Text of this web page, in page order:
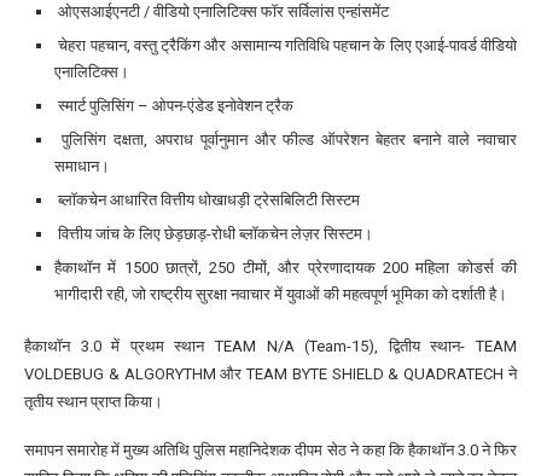
ओएसआईएनटी / वीडियो एनालिटिक्स फॉर सर्विलांस एन्हांसमेंट
चेहरा पहचान, वस्तु ट्रैकिंग और असामान्य गतिविधि पहचान के लिए एआई-पावर्ड वीडियो
एनालिटिक्स।
स्मार्ट पुलिसिंग – ओपन-एंडेड इनोवेशन ट्रैक
पुलिसिंग दक्षता, अपराध पूर्वानुमान और फील्ड ऑपरेशन बेहतर बनाने वाले नवाचार
समाधान।
ब्लॉकचेन आधारित वित्तीय धोखाधड़ी ट्रेसबिलिटी सिस्टम
वित्तीय जांच के लिए छेड़छाड़-रोधी ब्लॉकचेन लेज़र सिस्टम।
हैकाथॉन में 1500 छात्रों, 250 टीमों, और प्रेरणादायक 200 महिला कोडर्स की
भागीदारी रही, जो राष्ट्रीय सुरक्षा नवाचार में युवाओं की महत्वपूर्ण भूमिका को दर्शाती है।
हैकाथॉन 3.0 में प्रथम स्थान TEAM N/A (Team-15), द्वितीय स्थान- TEAM
VOLDEBUG & ALGORYTHM और TEAM BYTE SHIELD & QUADRATECH ने
तृतीय स्थान प्राप्त किया।
समापन समारोह में मुख्य अतिथि पुलिस महानिदेशक दीपम सेठ ने कहा कि हैकाथॉन 3.0 ने फिर